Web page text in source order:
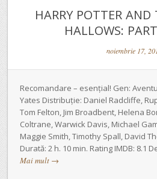
HARRY POTTER
HALLOWS:
noiembrie 17,
Recomandare – esențial! Gen:
Yates Distribuție: Daniel Radcliffe,
Tom Felton, Jim Broadbent, Helena
Coltrane, Warwick Davis, Michael
Maggie Smith, Timothy Spall, David
Durată: 2 h. 10 min. Rating IMDB: 8.1
Mai mult →